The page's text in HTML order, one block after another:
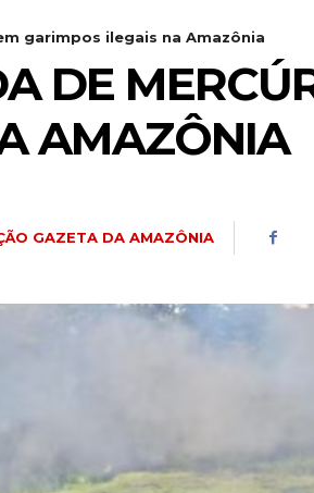
garimpos ilegais na Amazônia
DE
AMAZÔNIA
GAZETA DA AMAZÔNIA